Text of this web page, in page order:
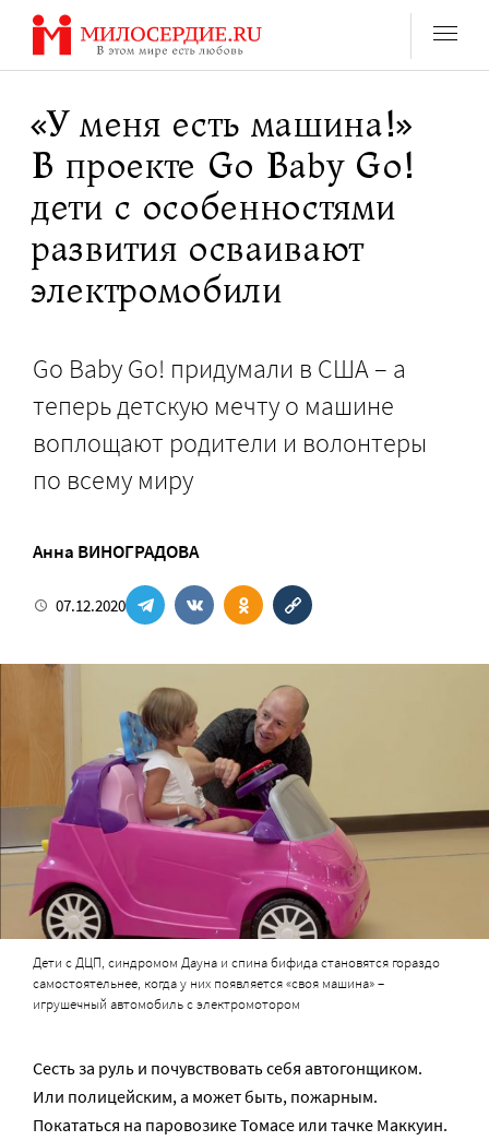
Перейти
содержанию
«У меня есть машина!»
В проекте Go Baby Go!
дети с особенностями
развития осваивают
электромобили
Go Baby Go! придумали в США – а
теперь детскую мечту о машине
воплощают родители и волонтеры
по всему миру
Анна ВИНОГРАДОВА
07.12.2020
Дети с ДЦП, синдромом Дауна и спина бифида становятся гораздо
самостоятельнее, когда у них появляется «своя машина» –
игрушечный автомобиль с электромотором
Сесть за руль и почувствовать себя автогонщиком.
Или полицейским, а может быть, пожарным.
Покататься на паровозике Томасе или тачке Маккуин.